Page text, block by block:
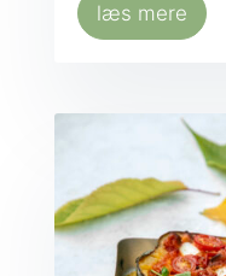
læs mere